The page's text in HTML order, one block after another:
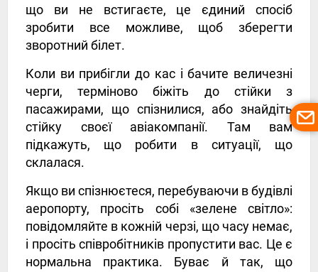
що ви не встигаєте, це єдиний спосіб
зробити все можливе, щоб зберегти
зворотний білет.
Коли ви прибігли до кас і бачите величезні
черги, терміново біжіть до стійки з
пасажирами, що спізнилися, або знайдіть
стійку своєї авіакомпанії. Там вам
підкажуть, що робити в ситуації, що
склалася.
Якщо ви спізнюєтеся, перебуваючи в будівлі
аеропорту, просіть собі «зелене світло»:
повідомляйте в кожній черзі, що часу немає,
і просіть співробітників пропустити вас. Це є
нормальна практика. Буває й так, що